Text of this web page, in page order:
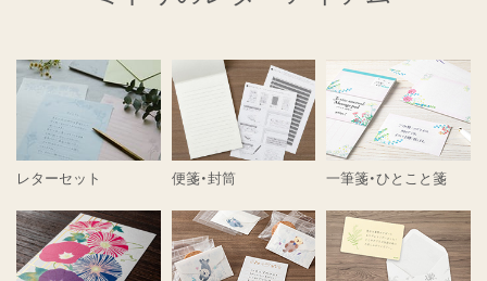
レターセット 便箋・封筒 一筆箋・ひとこと箋